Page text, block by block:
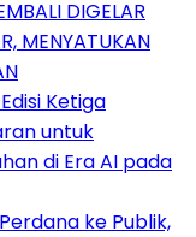
DIGELAR
MENYATUKAN
Ketiga
untuk
di Era AI pada
ke Publik,